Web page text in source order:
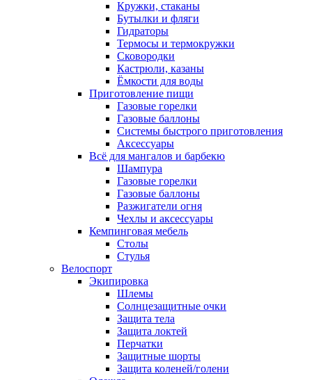
Кружки, стаканы
Бутылки и фляги
Гидраторы
Термосы и термокружки
Сковородки
Кастрюли, казаны
Ёмкости для воды
Приготовление пищи
Газовые горелки
Газовые баллоны
Системы быстрого приготовления
Аксессуары
Всё для мангалов и барбекю
Шампура
Газовые горелки
Газовые баллоны
Разжигатели огня
Чехлы и аксессуары
Кемпинговая мебель
Столы
Стулья
Велоспорт
Экипировка
Шлемы
Солнцезащитные очки
Защита тела
Защита локтей
Перчатки
Защитные шорты
Защита коленей/голени